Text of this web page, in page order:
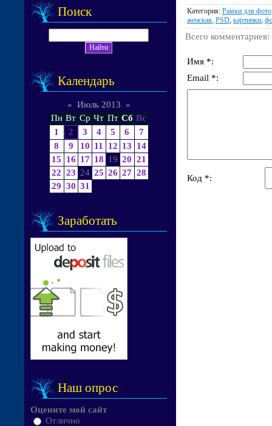
Поиск
Календарь
« Июль 2013
»
Пн Вт Ср Чт Пт Сб Вс
1
2 3 4 5 6
7
8
9 10 11 12 13
14
15
16 17 18 19 20 21
22 23 24 25 26 27 28
29 30 31
Заработать
Наш опрос
Оцените мой сайт
Отлично
Категория: Рамки для фото
женская PSD картинки
Всего комментариев:
Имя *:
Email *:
Код *: